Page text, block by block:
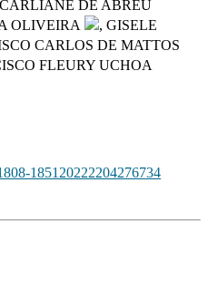
DE ABREU
OLIVEIRA
, GISELE
CARLOS DE MATTOS
FLEURY UCHOA
185120222204276734